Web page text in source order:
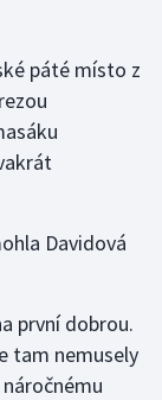
páté místo z
Davidová
první dobrou.
tam nemusely